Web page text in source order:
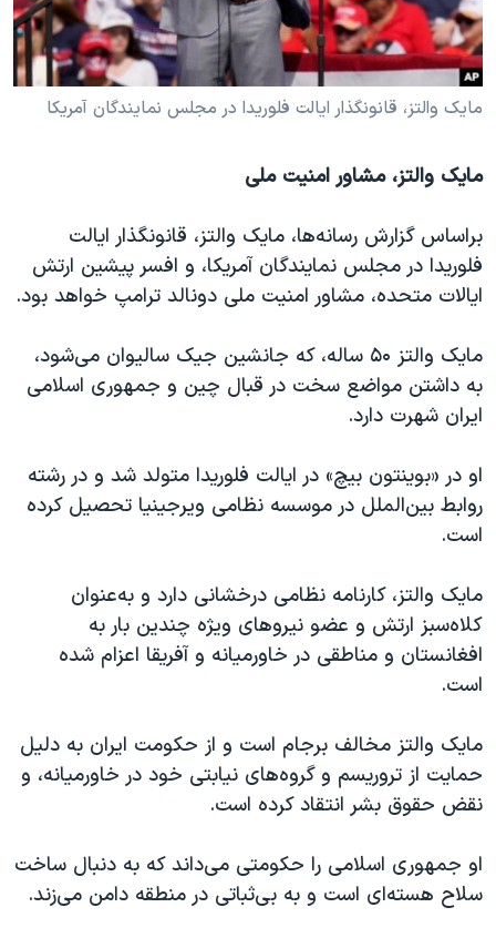
مایک والتز، قانونگذار ایالت فلوریدا در مجلس نمایندگان آمریکا
مایک والتز، مشاور امنیت ملی
براساس گزارش رسانه‌ها، مایک والتز، قانونگذار ایالت
فلوریدا در مجلس نمایندگان آمریکا، و افسر پیشین ارتش
ایالات متحده، مشاور امنیت ملی دونالد ترامپ خواهد بود.
مایک والتز ۵۰ ساله، که جانشین جیک سالیوان می‌شود،
به داشتن مواضع سخت در قبال چین و جمهوری اسلامی
ایران شهرت دارد.
او در «بوینتون بیچ» در ایالت فلوریدا متولد شد و در رشته
روابط بین‌الملل در موسسه نظامی ویرجینیا تحصیل کرده
است.
مایک والتز، کارنامه نظامی درخشانی دارد و به‌عنوان
کلاه‌سبز ارتش و عضو نیروهای ویژه چندین بار به
افغانستان و مناطقی در خاورمیانه و آفریقا اعزام شده
است.
مایک والتز مخالف برجام است و از حکومت ایران به دلیل
حمایت از تروریسم و گروه‌های نیابتی خود در خاورمیانه، و‌
نقض حقوق بشر انتقاد کرده است.
او جمهوری اسلامی را حکومتی می‌داند که به دنبال ساخت
سلاح هسته‌ای است و به بی‌ثباتی در منطقه دامن می‌زند.